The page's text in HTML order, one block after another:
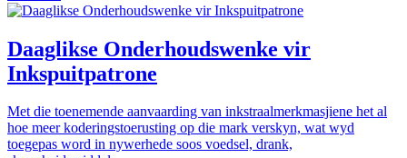
Daaglikse Onderhoudswenke vir
Inkspuitpatrone
Met die toenemende aanvaarding van inkstraalmerkmasjiene het al
hoe meer koderingstoerusting op die mark verskyn, wat wyd
toegepas word in nywerhede soos voedsel, drank,